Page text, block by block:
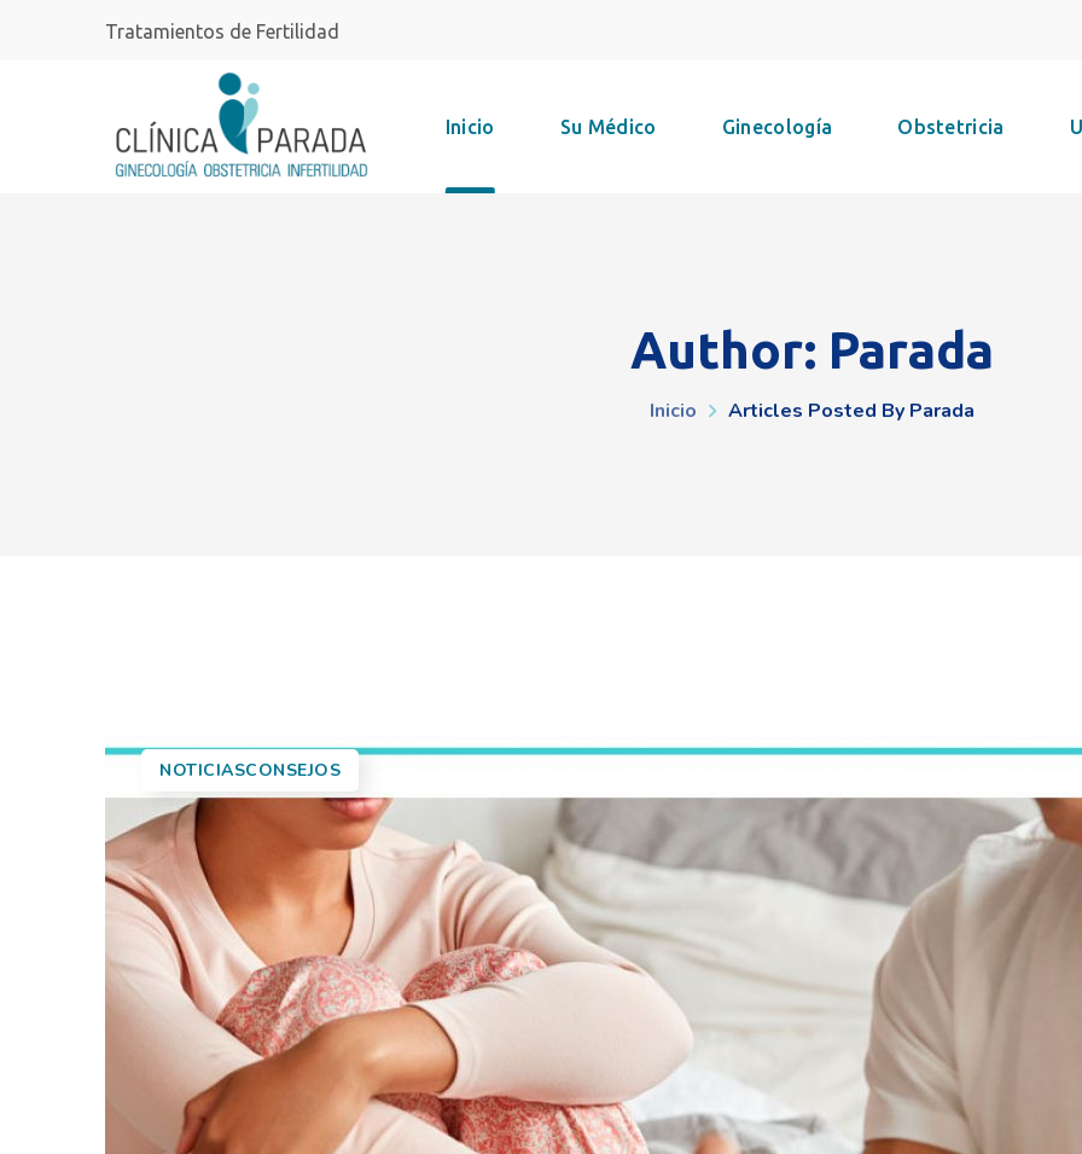
Tratamientos de Fertilidad
Inicio Su Médico Ginecología Obstetricia
Author: Parada
Inicio Articles Posted By Parada
NOTICIASCONSEJOS